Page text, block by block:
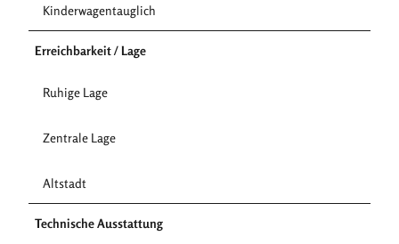
Kinderwagentauglich
Erreichbarkeit / Lage
Ruhige Lage
Zentrale Lage
Altstadt
Technische Ausstattung